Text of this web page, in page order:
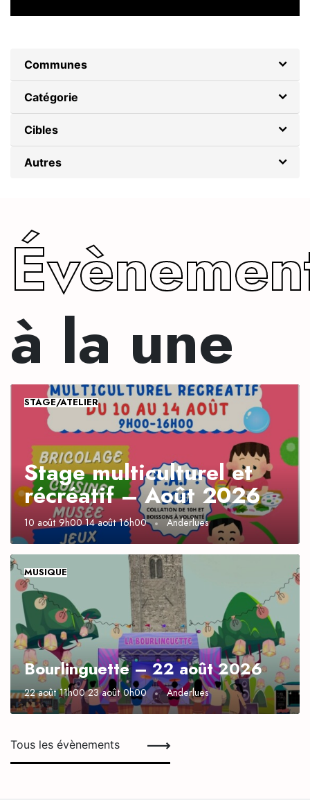
Évènements
Communes
Catégorie
Cibles
Autres
à la une
Stage multiculturel et
récréatif – Août 2026
STAGE/ATELIER
10 août 9h00 14 août 16h00 Anderlues
Bourlinguette – 22 août 2026
MUSIQUE
22 août 11h00 23 août 0h00 Anderlues
Tous les évènements